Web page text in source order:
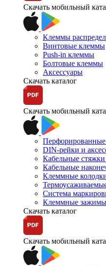
Скачать мобильный
Клеммы
Винтовые клеммы
Push-in клеммы
Болтовые клеммы
Аксессуары
Скачать каталог
Скачать мобильный
Перфорированные
DIN-рейки и
Кабельные
Кабельные
Клеммные
Система
Клеммные зажимы
Скачать каталог
Скачать мобильный